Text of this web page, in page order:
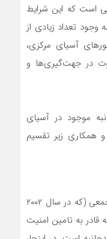
است که این شرایط
وجود تعداد زیادی از
آسیای مرکزی،
در جهت‌گیری‌ها و
موجود در آسیای
همکاری زیر تقسیم
در حال حاضر، سازمان پیمان امنیت جمعی (که در سال ۲۰۰۲
قادر به تامین امنیت